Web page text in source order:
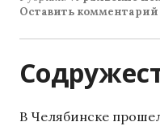
Оставить комментарий
В Челябинске